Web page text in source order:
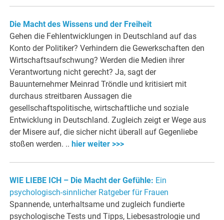
Die Macht des Wissens und der Freiheit
Gehen die Fehlentwicklungen in Deutschland auf das
Konto der Politiker? Verhindern die Gewerkschaften den
Wirtschaftsaufschwung? Werden die Medien ihrer
Verantwortung nicht gerecht? Ja, sagt der
Bauunternehmer Meinrad Tröndle und kritisiert mit
durchaus streitbaren Aussagen die
gesellschaftspolitische, wirtschaftliche und soziale
Entwicklung in Deutschland. Zugleich zeigt er Wege aus
der Misere auf, die sicher nicht überall auf Gegenliebe
stoßen werden. .. hier weiter >>>
WIE LIEBE ICH – Die Macht der Gefühle: Ein
psychologisch-sinnlicher Ratgeber für Frauen
Spannende, unterhaltsame und zugleich fundierte
psychologische Tests und Tipps, Liebesastrologie und